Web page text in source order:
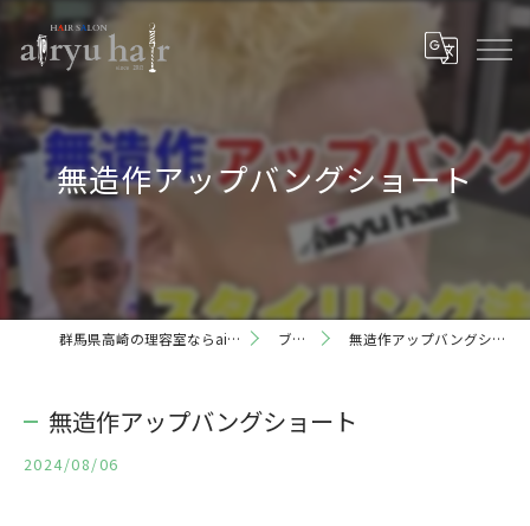
無造作アップバングショート
群馬県高崎の理容室ならairyu hair ブログ 無造作アップバングショート
無造作アップバングショート
2024/08/06